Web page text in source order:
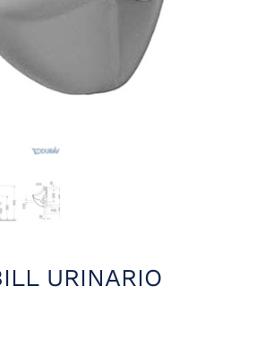
URINARIO